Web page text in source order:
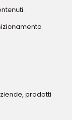
prodotti